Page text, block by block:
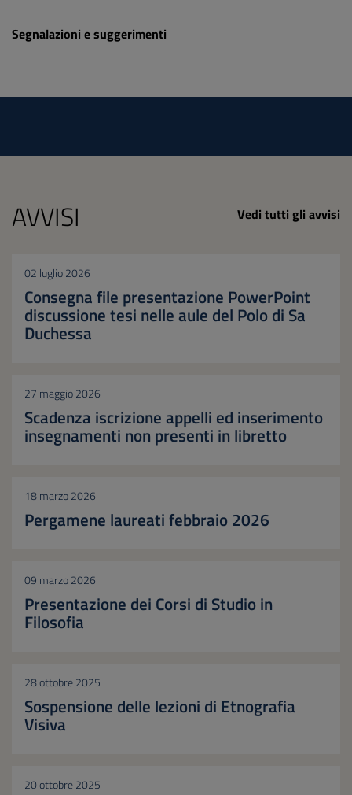
Segnalazioni e suggerimenti
AVVISI Vedi tutti gli avvisi
02 luglio 2026
Consegna file presentazione PowerPoint
discussione tesi nelle aule del Polo di Sa
Duchessa
27 maggio 2026
Scadenza iscrizione appelli ed inserimento
insegnamenti non presenti in libretto
18 marzo 2026
Pergamene laureati febbraio 2026
09 marzo 2026
Presentazione dei Corsi di Studio in
Filosofia
28 ottobre 2025
Sospensione delle lezioni di Etnografia
Visiva
20 ottobre 2025